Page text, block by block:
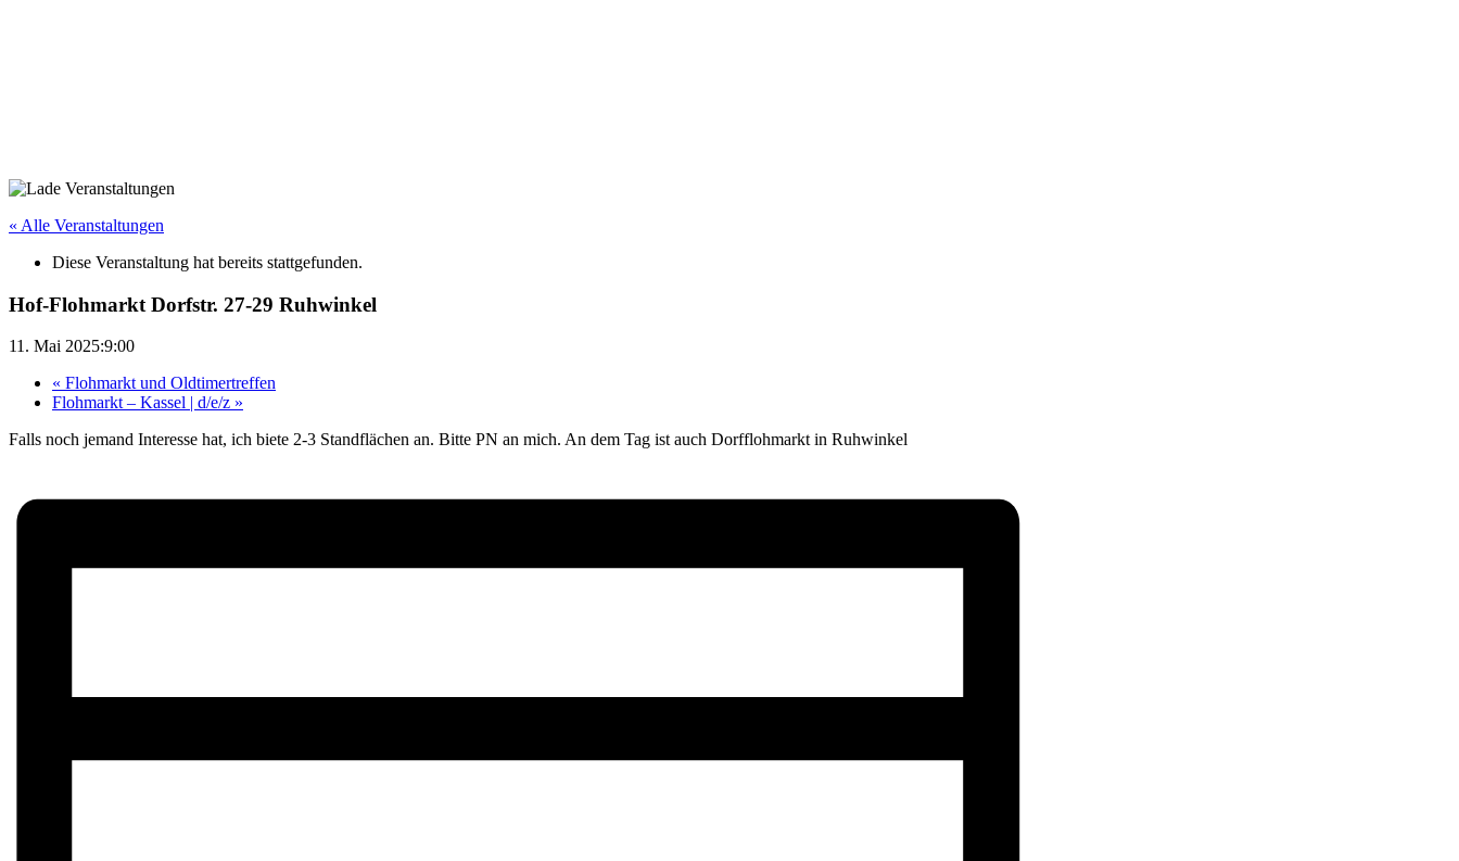
« Alle Veranstaltungen
Diese Veranstaltung hat bereits stattgefunden.
Hof-Flohmarkt Dorfstr. 27-29 Ruhwinkel
11. Mai 2025:9:00
« Flohmarkt und Oldtimertreffen
Flohmarkt – Kassel | d/e/z »
Falls noch jemand Interesse hat, ich biete 2-3 Standflächen an. Bitte PN an mich. An dem Tag ist auch Dorfflohmarkt in Ruhwinkel